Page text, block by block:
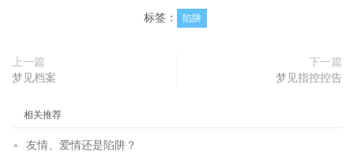
标签： 陷阱
上一篇
梦见档案
下一篇
梦见指控控告
相关推荐
友情、爱情还是陷阱？